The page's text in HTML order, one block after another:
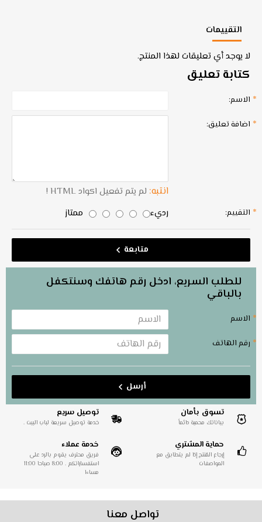
التقييمات
لا يوجد أي تعليقات لهذا المنتج.
كتابة تعليق
الاسم:
اضافة تعليق:
انتبه: لم يتم تفعيل اكواد HTML !
التقييم: رديء ممتاز
متابعة
للطلب السريع، ادخل رقم هاتفك وسنتكفل
بالباقي
الاسم
رقم الهاتف
أرسل
تسوق بأمان
بياناتك محمية دائماً
توصيل سريع
خدمة توصيل سريعة لباب البيت .
حماية المشتري
إرجاع المُنتج إذا لم يتطابق مع
المواصفات
خدمة عملاء
فريق محترف يقوم بالرد على
استفساراتكم . 8:00 صباحا 11:00
مساءا
تواصل معنا